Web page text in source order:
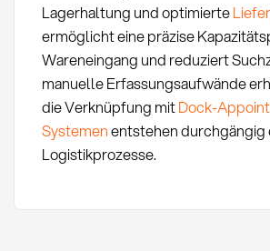
Lagerhaltung und optimierte
ermöglicht eine präzise
Wareneingang und reduziert
manuelle Erfassungsaufwände
die Verknüpfung mitDock-
Systemenentstehen
Logistikprozesse.